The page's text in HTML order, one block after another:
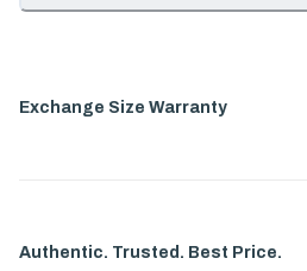
Exchange Size Warranty
Authentic. Trusted. Best Price.